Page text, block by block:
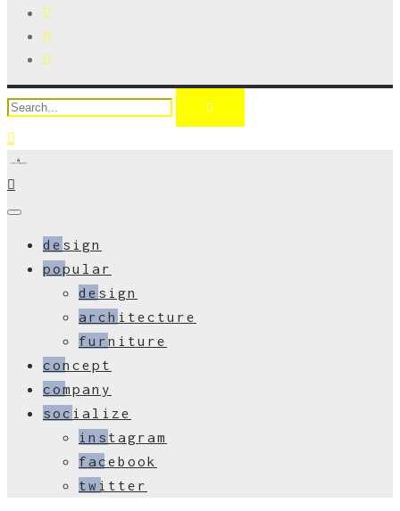
design
popular
design
architecture
furniture
concept
company
socialize
instagram
facebook
twitter